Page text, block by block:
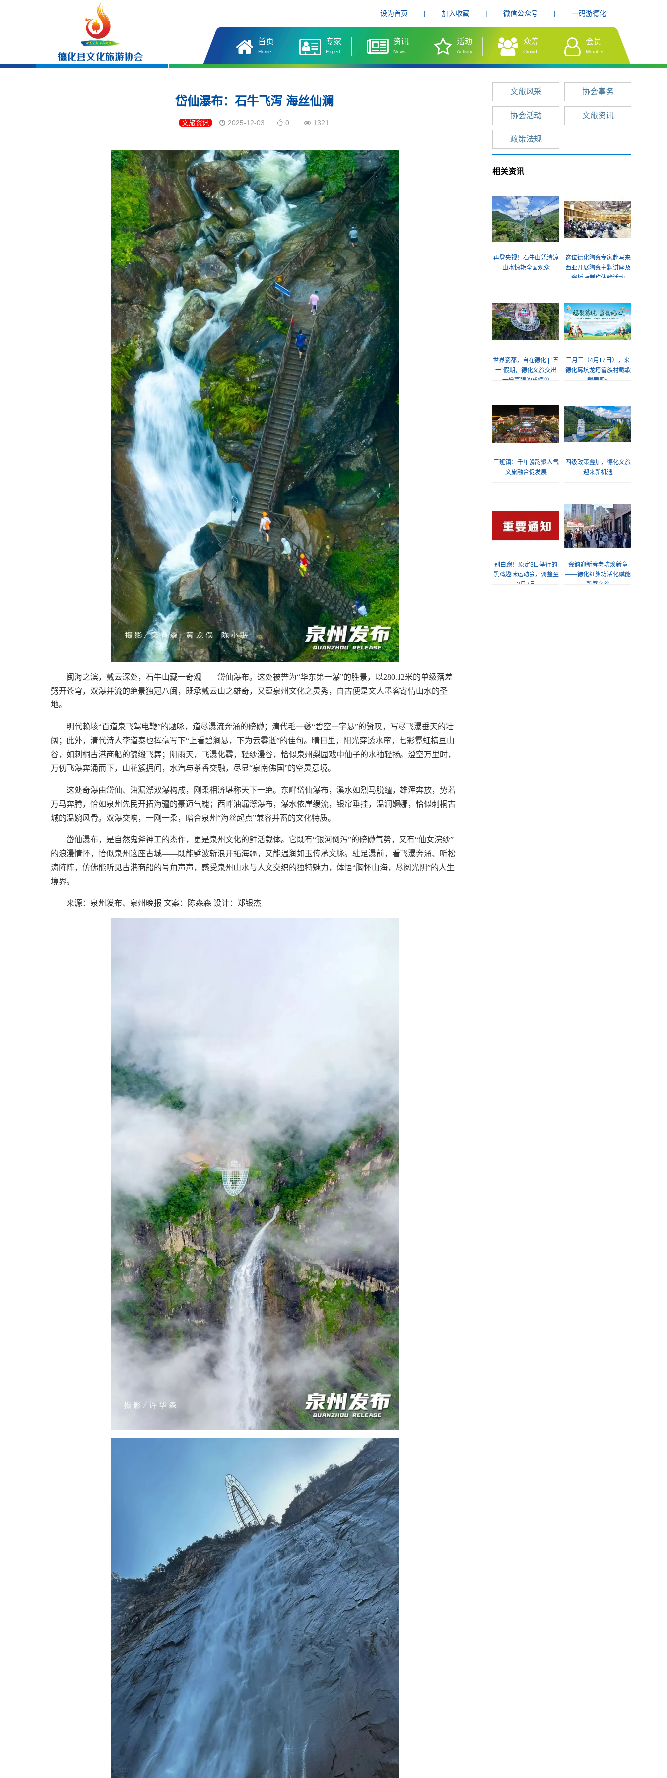
设为首页 | 加入收藏 | 微信公众号 | 一码游德化
首页
Home
专家
Expert
资讯
News
活动
Activity
众筹
Crowd
会员
Member
岱仙瀑布：石牛飞泻 海丝仙澜
文旅资讯 2025-12-03 0 1321
闽海之滨，戴云深处，石牛山藏一奇观——岱仙瀑布。这处被誉为“华东第一瀑”的胜景，以280.12米的单级落差
劈开苍穹，双瀑并流的绝景独冠八闽，既承戴云山之雄奇，又蕴泉州文化之灵秀，自古便是文人墨客寄情山水的圣
地。
明代赖垓“百道泉飞驾电鞭”的题咏，道尽瀑流奔涌的磅礴；清代毛一夔“碧空一字悬”的赞叹，写尽飞瀑垂天的壮
阔；此外，清代诗人李道泰也挥毫写下“上看碧涧悬，下为云雾逝”的佳句。晴日里，阳光穿透水帘，七彩霓虹横亘山
谷，如刺桐古港商船的锦缎飞舞；阴雨天，飞瀑化雾，轻纱漫谷，恰似泉州梨园戏中仙子的水袖轻扬。澄空万里时，
万仞飞瀑奔涌而下，山花簇拥间，水汽与茶香交融，尽显“泉南佛国”的空灵意境。
这处奇瀑由岱仙、油漏漈双瀑构成，刚柔相济堪称天下一绝。东畔岱仙瀑布，溪水如烈马脱缰，雄浑奔放，势若
万马奔腾，恰如泉州先民开拓海疆的豪迈气魄；西畔油漏漈瀑布，瀑水依崖缓流，银帘垂挂，温润婀娜，恰似刺桐古
城的温婉风骨。双瀑交响，一刚一柔，暗合泉州“海丝起点”兼容并蓄的文化特质。
岱仙瀑布，是自然鬼斧神工的杰作，更是泉州文化的鲜活载体。它既有“银河倒泻”的磅礴气势，又有“仙女浣纱”
的浪漫情怀，恰似泉州这座古城——既能劈波斩浪开拓海疆，又能温润如玉传承文脉。驻足瀑前，看飞瀑奔涌、听松
涛阵阵，仿佛能听见古港商船的号角声声，感受泉州山水与人文交织的独特魅力，体悟“胸怀山海，尽阅光阴”的人生
境界。
来源：泉州发布、泉州晚报 文案：陈森森 设计：郑银杰
文旅风采 协会事务
协会活动 文旅资讯
政策法规
相关资讯
再登央视！石牛山凭清凉
山水惊艳全国观众
这位德化陶瓷专家赴马来
西亚开展陶瓷主题讲座及
瓷板画制作体验活动
世界瓷都，自在德化 | “五
一”假期，德化文旅交出
一份亮眼的成绩单
三月三（4月17日），来
德化葛坑龙塔畲族村载歌
载舞吧~
三班镇：千年瓷韵聚人气
文旅融合促发展
四级政策叠加，德化文旅
迎来新机遇
别白跑！原定3日举行的
黑鸡趣味运动会，调整至
3月7日
瓷韵迎新春老坊焕新章
——德化红旗坊活化赋能
新春文旅